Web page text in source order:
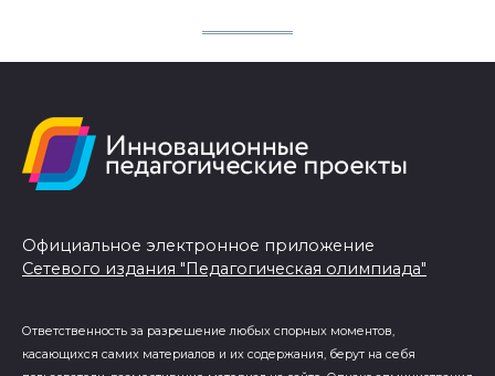
Официальное электронное приложение
Сетевого издания "Педагогическая олимпиада"
Ответственность за разрешение любых спорных моментов,
касающихся самих материалов и их содержания, берут на себя